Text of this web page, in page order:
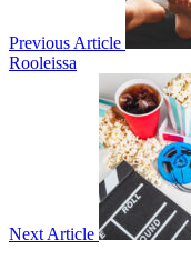
Previous Article
Rooleissa
Next Article